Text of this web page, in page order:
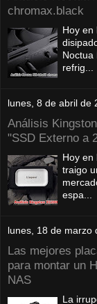
chromax.black
Hoy en
Noctua
refrig...
lunes, 8 de abril de
Análisis
"SSD Externo a
Hoy en
traigo
espa...
lunes, 18 de marzo
Las mejores
para montar un
NAS
La